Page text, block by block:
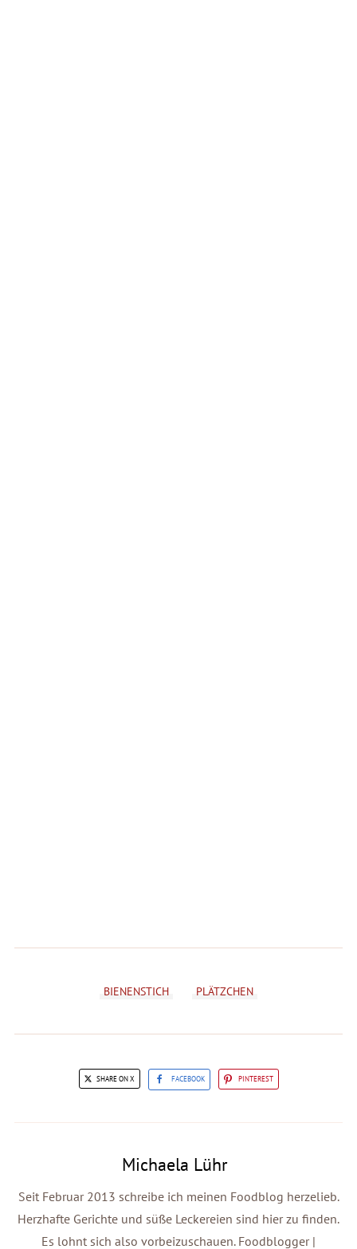
BIENENSTICH PLÄTZCHEN
SHARE ON X FACEBOOK PINTEREST
Michaela Lühr
Seit Februar 2013 schreibe ich meinen Foodblog herzelieb.
Herzhafte Gerichte und süße Leckereien sind hier zu finden.
Es lohnt sich also vorbeizuschauen. Foodblogger |